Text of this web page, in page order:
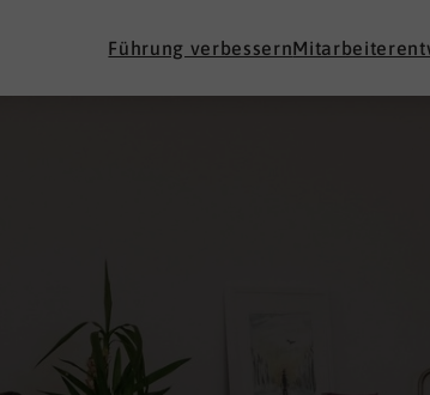
Führung verbessern